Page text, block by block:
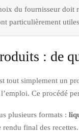
du fournisseur doit
particulièrement
: de
tout simplement un
Ce procédé
plusieurs formats :
final des